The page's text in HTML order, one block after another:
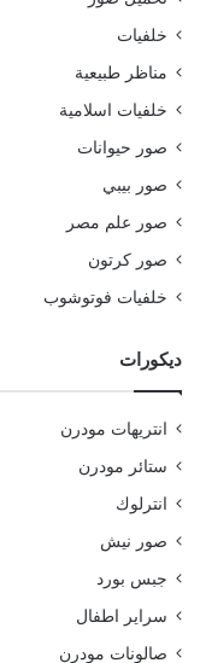
خلفيات
مناظر طبيعية
خلفيات اسلامية
صور حيوانات
صور بيبي
صور علم مصر
صور كرتون
خلفيات فوتوشوب
ديكورات
انتريهات مودرن
ستائر مودرن
انترلوك
صور نيش
جبس بورد
سراير اطفال
صالونات مودرن